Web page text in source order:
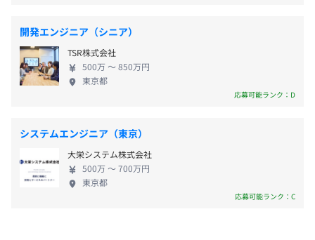
都営地下鉄都営浅草線「宝町駅」徒歩5分
東京メトロ日比谷線「茅場町駅」徒歩9分
〈八重洲オフィス〉
東京都中央区八丁堀1-9-9 セイコー八重洲通ビル
東京メトロ東西線「茅場町駅」 徒歩5分
東京メトロ東西線「日本橋駅 」徒歩8分
〈福岡営業所〉
・妻の出産休暇
・服喪休暇
・産前産後休暇
・生理休暇
・別休暇（飛び石休暇）※飛び石で休日の場合、中日は休
・有給休暇（入社時点から付与）
〈有給休暇〉
初年度は、入社日に応じ入社当日より付与。翌年度は20
開発エンジニア（シニア）
TSR株式会社
500万 〜 850万円
東京都
応募可能ランク：D
システムエンジニア（東京）
大栄システム株式会社
500万 〜 700万円
東京都
応募可能ランク：C